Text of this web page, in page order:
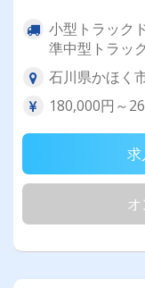
小型トラック
準中型トラッ
石川県かほく
180,000円～
求